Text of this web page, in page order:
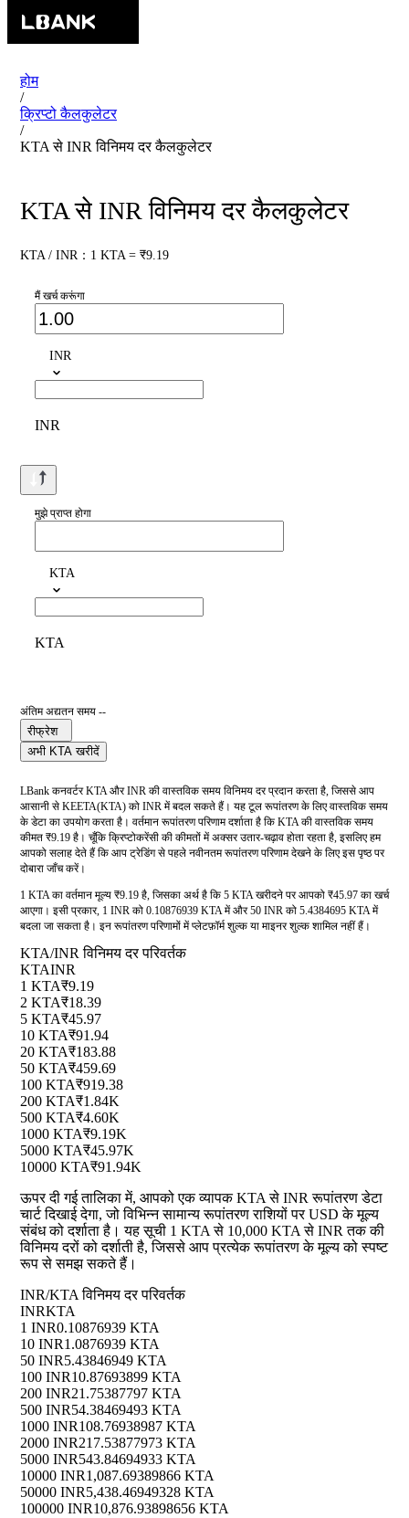
होम
/
क्रिप्टो कैलकुलेटर
/
KTA से INR विनिमय दर कैलकुलेटर
KTA से INR विनिमय दर कैलकुलेटर
KTA / INR：1 KTA = ₹9.19
मैं खर्च करूंगा
INR
INR
मुझे प्राप्त होगा
KTA
KTA
अंतिम अद्यतन समय --
रीफ्रेश
अभी KTA खरीदें
LBank कनवर्टर KTA और INR की वास्तविक समय विनिमय दर प्रदान करता है, जिससे आप
आसानी से KEETA(KTA) को INR में बदल सकते हैं। यह टूल रूपांतरण के लिए वास्तविक समय
के डेटा का उपयोग करता है। वर्तमान रूपांतरण परिणाम दर्शाता है कि KTA की वास्तविक समय
कीमत ₹9.19 है। चूँकि क्रिप्टोकरेंसी की कीमतों में अक्सर उतार-चढ़ाव होता रहता है, इसलिए हम
आपको सलाह देते हैं कि आप ट्रेडिंग से पहले नवीनतम रूपांतरण परिणाम देखने के लिए इस पृष्ठ पर
दोबारा जाँच करें।
1 KTA का वर्तमान मूल्य ₹9.19 है, जिसका अर्थ है कि 5 KTA खरीदने पर आपको ₹45.97 का खर्च
आएगा। इसी प्रकार, 1 INR को 0.10876939 KTA में और 50 INR को 5.4384695 KTA में
बदला जा सकता है। इन रूपांतरण परिणामों में प्लेटफ़ॉर्म शुल्क या माइनर शुल्क शामिल नहीं हैं।
KTA/INR विनिमय दर परिवर्तक
KTAINR
1 KTA₹9.19
2 KTA₹18.39
5 KTA₹45.97
10 KTA₹91.94
20 KTA₹183.88
50 KTA₹459.69
100 KTA₹919.38
200 KTA₹1.84K
500 KTA₹4.60K
1000 KTA₹9.19K
5000 KTA₹45.97K
10000 KTA₹91.94K
ऊपर दी गई तालिका में, आपको एक व्यापक KTA से INR रूपांतरण डेटा
चार्ट दिखाई देगा, जो विभिन्न सामान्य रूपांतरण राशियों पर USD के मूल्य
संबंध को दर्शाता है। यह सूची 1 KTA से 10,000 KTA से INR तक की
विनिमय दरों को दर्शाती है, जिससे आप प्रत्येक रूपांतरण के मूल्य को स्पष्ट
रूप से समझ सकते हैं।
INR/KTA विनिमय दर परिवर्तक
INRKTA
1 INR0.10876939 KTA
10 INR1.0876939 KTA
50 INR5.43846949 KTA
100 INR10.87693899 KTA
200 INR21.75387797 KTA
500 INR54.38469493 KTA
1000 INR108.76938987 KTA
2000 INR217.53877973 KTA
5000 INR543.84694933 KTA
10000 INR1,087.69389866 KTA
50000 INR5,438.46949328 KTA
100000 INR10,876.93898656 KTA